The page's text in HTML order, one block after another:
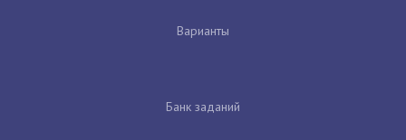
Варианты
Банк заданий